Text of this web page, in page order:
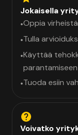
Jokaisella
•Oppia
•Tulla
•Käyttää
parantamiseen
•Tuoda esiin
Voivatko